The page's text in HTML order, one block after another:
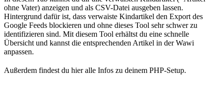
ohne Vater) anzeigen und als CSV-Datei ausgeben lassen.
Hintergrund dafür ist, dass verwaiste Kindartikel den Export des
Google Feeds blockieren und ohne dieses Tool sehr schwer zu
identifizieren sind. Mit diesem Tool erhältst du eine schnelle
Übersicht und kannst die entsprechenden Artikel in der Wawi
anpassen.
Außerdem findest du hier alle Infos zu deinem PHP-Setup.